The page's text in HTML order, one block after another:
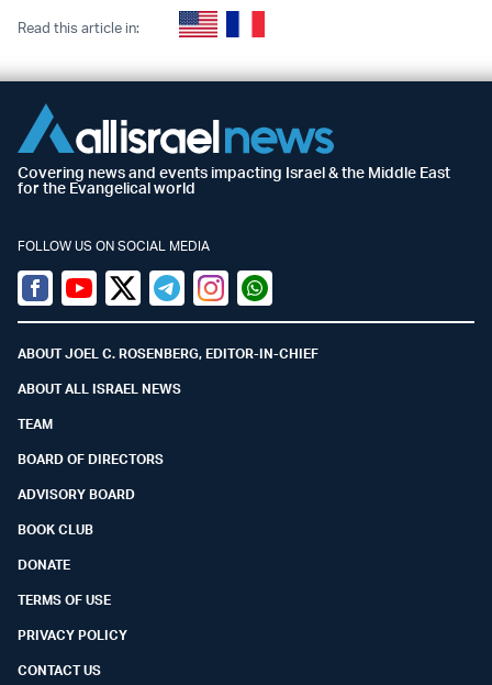
Read this article in:
Covering news and events impacting Israel & the Middle East
for the Evangelical world
FOLLOW US ON SOCIAL MEDIA
Facebook
YoutubeTwitter (X)
TelegramInstagramWhatsapp
ABOUT JOEL C. ROSENBERG, EDITOR-IN-CHIEF
ABOUT ALL ISRAEL NEWS
TEAM
BOARD OF DIRECTORS
ADVISORY BOARD
BOOK CLUB
DONATE
TERMS OF USE
PRIVACY POLICY
CONTACT US